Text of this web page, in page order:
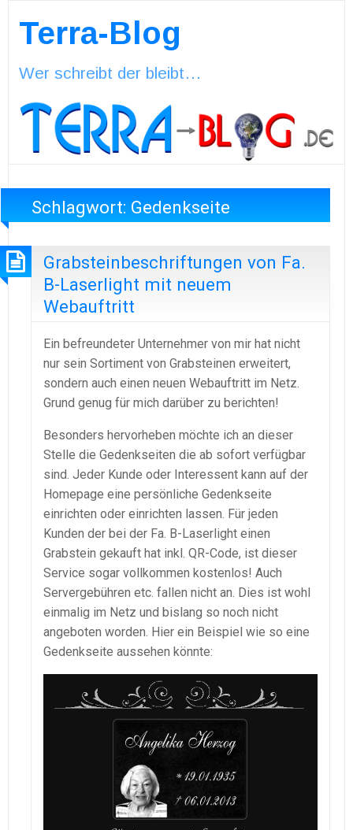
Terra-Blog
Wer schreibt der bleibt…
Schlagwort: Gedenkseite
Grabsteinbeschriftungen von Fa.
B-Laserlight mit neuem
Webauftritt
Ein befreundeter Unternehmer von mir hat nicht
nur sein Sortiment von Grabsteinen erweitert,
sondern auch einen neuen Webauftritt im Netz.
Grund genug für mich darüber zu berichten!
Besonders hervorheben möchte ich an dieser
Stelle die Gedenkseiten die ab sofort verfügbar
sind. Jeder Kunde oder Interessent kann auf der
Homepage eine persönliche Gedenkseite
einrichten oder einrichten lassen. Für jeden
Kunden der bei der Fa. B-Laserlight einen
Grabstein gekauft hat inkl. QR-Code, ist dieser
Service sogar vollkommen kostenlos! Auch
Servergebühren etc. fallen nicht an. Dies ist wohl
einmalig im Netz und bislang so noch nicht
angeboten worden. Hier ein Beispiel wie so eine
Gedenkseite aussehen könnte: